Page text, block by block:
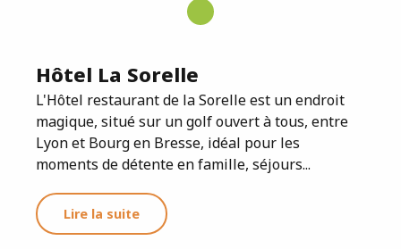
Hôtel La Sorelle
L'Hôtel restaurant de la Sorelle est un endroit
magique, situé sur un golf ouvert à tous, entre
Lyon et Bourg en Bresse, idéal pour les
moments de détente en famille, séjours...
Lire la suite